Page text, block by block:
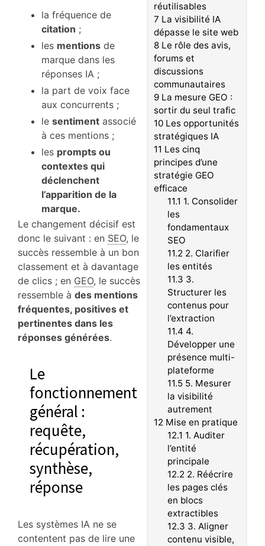
réutilisables
7 La visibilité IA
dépasse le site web
8 Le rôle des avis,
forums et
discussions
communautaires
9 La mesure GEO :
sortir du seul trafic
10 Les opportunités
stratégiques IA
11 Les cinq
principes d’une
stratégie GEO
efficace
11.1 1. Consolider
les
fondamentaux
SEO
11.2 2. Clarifier
les entités
11.3 3.
Structurer les
contenus pour
l’extraction
11.4 4.
Développer une
présence multi-
plateforme
11.55. Mesurer
la visibilité
autrement
12 Mise en pratique
12.1 1. Auditer
l’entité
principale
12.2 2. Réécrire
les pages clés
en blocs
extractibles
12.3 3. Aligner
contenu visible,
la fréquence de
citation ;
les mentions de
marque dans les
réponses IA ;
la part de voix face
aux concurrents ;
le sentiment associé
à ces mentions ;
les prompts ou
contextes qui
déclenchent
l’apparition de la
marque.
Le changement décisif est
donc le suivant : en SEO, le
succès ressemble à un bon
classement et à davantage
de clics ; en GEO, le succès
ressemble à des mentions
fréquentes, positives et
pertinentes dans les
réponses générées.
Le
fonctionnement
général :
requête,
récupération,
synthèse,
réponse
Les systèmes IA ne se
contentent pas de lire une